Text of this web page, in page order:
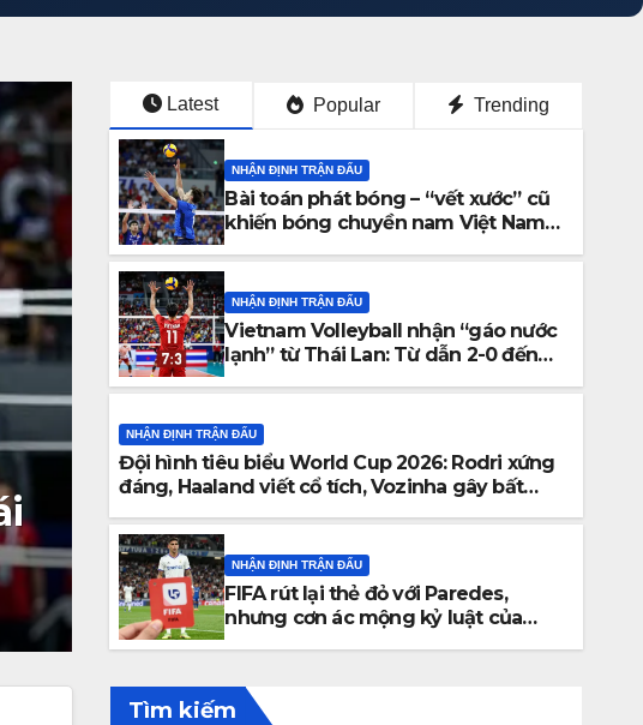
NHẬN ĐỊNH TRẬN ĐẤU
FIFA rút lại thẻ đỏ với
mộng kỷ luật của
22 THÁNG 7, 2026 JACKY
Latest Popular Trending
NHẬN ĐỊNH TRẬN ĐẤU
Bài toán phát bóng – “vết xước” cũ
khiến bóng chuyền nam Việt Nam
NHẬN ĐỊNH TRẬN ĐẤU
Vietnam Volleyball nhận “gáo nước
lạnh” từ Thái Lan: Từ dẫn 2-0 đến
NHẬN ĐỊNH TRẬN ĐẤU
Đội hình tiêu biểu World Cup 2026: Rodri xứng
đáng, Haaland viết cổ tích, Vozinha gây bất
NHẬN ĐỊNH TRẬN ĐẤU
FIFA rút lại thẻ đỏ với Paredes,
nhưng cơn ác mộng kỷ luật của
Tìm kiếm